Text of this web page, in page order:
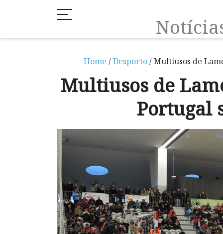
Home /Desporto/ Multiusos de
Multiusos de
Portugal